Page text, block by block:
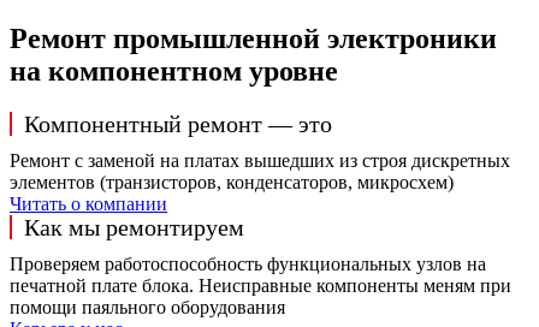
Ремонт промышленной электроники
на компонентном уровне
Компонентный ремонт — это
Ремонт с заменой на платах вышедших из строя дискретных
элементов (транзисторов, конденсаторов, микросхем)
Читать о компании
Как мы ремонтируем
Проверяем работоспособность функциональных узлов на
печатной плате блока. Неисправные компоненты меням при
помощи паяльного оборудования